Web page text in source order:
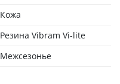
Кожа
Резина Vibram Vi-lite
Межсезонье